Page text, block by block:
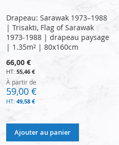
Drapeau: Sarawak 1973–1988
| Trisakti, Flag of Sarawak
1973-1988 | drapeau paysage
| 1.35m² | 80x160cm
66,00 €
55,46 €
À partir de
59,00 €
49,58 €
Ajouter au panier